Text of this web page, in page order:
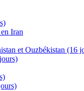
Iran
et Ouzbékistan (16